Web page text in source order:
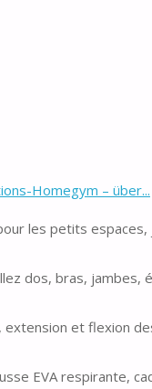
Homegym – über...
les petits
dos, bras,
extension et flexion
EVA respirante,